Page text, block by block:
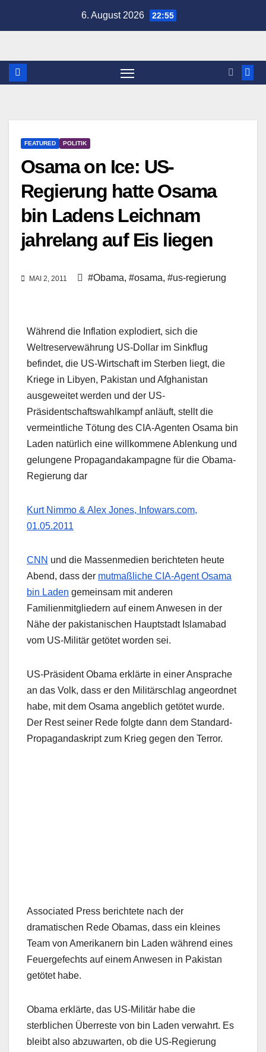
6. August 2026 22:55
FEATURED POLITIK
Osama on Ice: US-
Regierung hatte Osama
bin Ladens Leichnam
jahrelang auf Eis liegen
MAI 2, 2011 #Obama, #osama, #us-regierung
Während die Inflation explodiert, sich die
Weltreservewährung US-Dollar im Sinkflug
befindet, die US-Wirtschaft im Sterben liegt, die
Kriege in Libyen, Pakistan und Afghanistan
ausgeweitet werden und der US-
Präsidentschaftswahlkampf anläuft, stellt die
vermeintliche Tötung des CIA-Agenten Osama bin
Laden natürlich eine willkommene Ablenkung und
gelungene Propagandakampagne für die Obama-
Regierung dar
Kurt Nimmo & Alex Jones, Infowars.com,
01.05.2011
CNN und die Massenmedien berichteten heute
Abend, dass der mutmaßliche CIA-Agent Osama
bin Laden gemeinsam mit anderen
Familienmitgliedern auf einem Anwesen in der
Nähe der pakistanischen Hauptstadt Islamabad
vom US-Militär getötet worden sei.
US-Präsident Obama erklärte in einer Ansprache
an das Volk, dass er den Militärschlag angeordnet
habe, mit dem Osama angeblich getötet wurde.
Der Rest seiner Rede folgte dann dem Standard-
Propagandaskript zum Krieg gegen den Terror.
Associated Press berichtete nach der
dramatischen Rede Obamas, dass ein kleines
Team von Amerikanern bin Laden während eines
Feuergefechts auf einem Anwesen in Pakistan
getötet habe.
Obama erklärte, das US-Militär habe die
sterblichen Überreste von bin Laden verwahrt. Es
bleibt also abzuwarten, ob die US-Regierung